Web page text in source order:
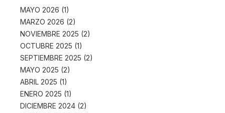
MAYO 2026 (1)
MARZO 2026 (2)
NOVIEMBRE 2025 (2)
OCTUBRE 2025 (1)
SEPTIEMBRE 2025 (2)
MAYO 2025 (2)
ABRIL 2025 (1)
ENERO 2025 (1)
DICIEMBRE 2024 (2)